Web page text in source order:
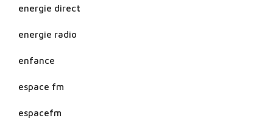
energie direct
energie radio
enfance
espace fm
espacefm